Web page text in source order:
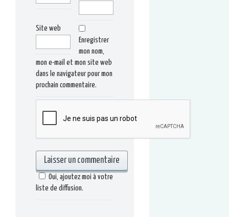
Site web
Enregistrer
mon nom,
mon e-mail et mon site web
dans le navigateur pour mon
prochain commentaire.
Oui, ajoutez moi à votre
liste de diffusion.